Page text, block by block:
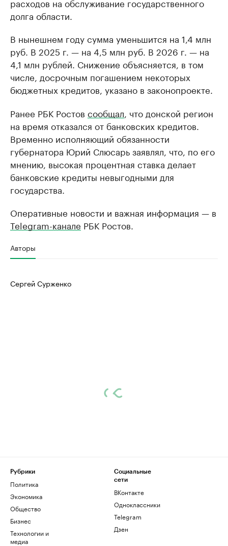
долга области.
В нынешнем году сумма уменьшится на 1,4 млн
руб. В 2025 г. — на 4,5 млн руб. В 2026 г. — на
4,1 млн рублей. Снижение объясняется, в том
числе, досрочным погашением некоторых
бюджетных кредитов, указано в законопроекте.
Ранее РБК Ростов сообщал , что донской регион
на время отказался от банковских кредитов.
Временно исполняющий обязанности
губернатора Юрий Слюсарь заявлял, что, по его
мнению, высокая процентная ставка делает
банковские кредиты невыгодными для
государства.
Оперативные новости и важная информация — в
Telegram-канале РБК Ростов.
Авторы
Сергей Сурженко
Рубрики
Политика
Экономика
Общество
Бизнес
Технологии и
медиа
Социальные
сети
ВКонтакте
Одноклассники
Telegram
Дзен